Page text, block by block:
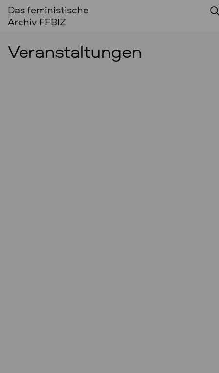
Das feministische
Archiv FFBIZ
Veranstaltungen